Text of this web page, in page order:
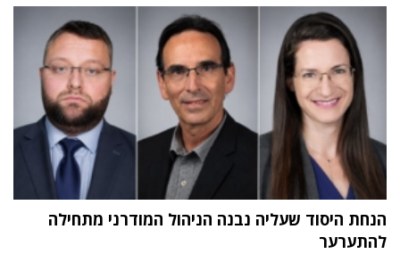
הנחת היסוד שעליה נבנה הניהול המודרני מתחילה
להתערער